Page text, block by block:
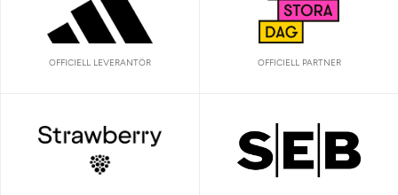
OFFICIELL LEVERANTÖR OFFICIELL PARTNER